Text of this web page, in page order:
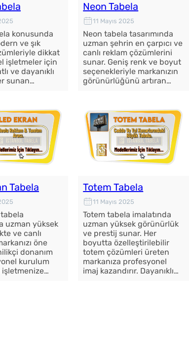
konusunda
ve şık
dikkat
işletmeler için
ve dayanıklı
sunan…
Neon Tabela
11 Mayıs 2025
Neon tabela tasarımında
uzman şehrin en çarpıcı ve
canlı reklam çözümlerini
sunar. Geniş renk ve boyut
seçenekleriyle markanızın
görünürlüğünü artıran…
Tabela
uzman yüksek
ve canlı
öne
donanım
kurulum
Totem Tabela
11 Mayıs 2025
Totem tabela imalatında
uzman yüksek görünürlük
ve prestij sunar. Her
boyutta özelleştirilebilir
totem çözümleri üreten
markanıza profesyonel
imaj kazandırır. Dayanıklı…